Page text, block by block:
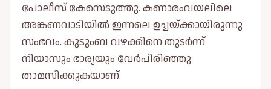
പോലീസ് കേസെടുത്തു. കണാരംവയലിലെ
അങ്കണവാടിയില്‍ ഇന്നലെ ഉച്ചയ്ക്കായിരുന്നു
സംഭവം. കുടുംബ വഴക്കിനെ തുടർന്ന്
നിയാസും ഭാര്യയും വേർപിരിഞ്ഞു
താമസിക്കുകയാണ്.